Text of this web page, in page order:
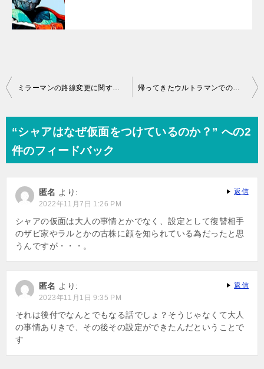
投
ビ
ゲ
シ
ョ
ン
ミラーマンの路線変更に関する考察 帰ってきたウルトラマンでの放送日変更に関する考察
“シャアはなぜ仮面をつけているのか？” への2
件のフィードバック
匿名 より:
2022年11月7日 1:26 PM
シャアの仮面は大人の事情とかでなく、設定として復讐相手
のザビ家やラルとかの古株に顔を知られている為だったと思
うんですが・・・。
返信
匿名 より:
2023年11月1日 9:35 PM
それは後付でなんとでもなる話でしょ？そうじゃなくて大人
の事情ありきで、その後その設定ができたんだということで
す
返信